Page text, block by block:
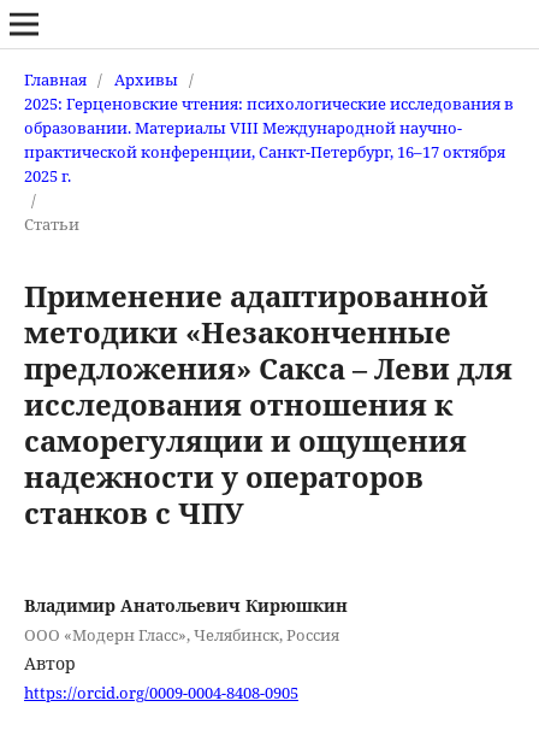
Главная / Архивы /
2025: Герценовские чтения: психологические исследования в
образовании. Материалы VIII Международной научно-
практической конференции, Санкт-Петербург, 16–17 октября
2025 г.
/
Статьи
Применение адаптированной
методики «Незаконченные
предложения» Сакса – Леви для
исследования отношения к
саморегуляции и ощущения
надежности у операторов
станков с ЧПУ
Владимир Анатольевич Кирюшкин
ООО «Модерн Гласс», Челябинск, Россия
Автор
https://orcid.org/0009-0004-8408-0905